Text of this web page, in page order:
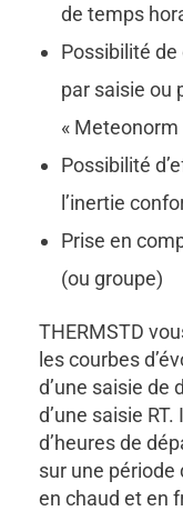
de temps
Possibilité
par saisie ou
«
Possibilité
l’inertie
Prise en
(ou groupe)
THERMSTD
les courbes
d’une saisie de
d’une saisie
d’heures de
sur une période
en chaud et en